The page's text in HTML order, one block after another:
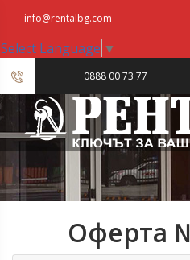
info@rentalbg.com
Select Language ▼
0888 00 73 77
23
Оферта